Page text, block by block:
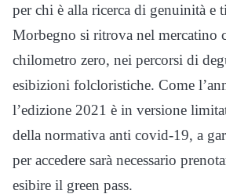
per chi è alla ricerca di genuinità e
Morbegno si ritrova nel mercatino
chilometro zero, nei percorsi di
esibizioni folcloristiche. Come
l’edizione 2021 è in versione
della normativa anti covid-19, a
per accedere sarà necessario
esibire il green pass.